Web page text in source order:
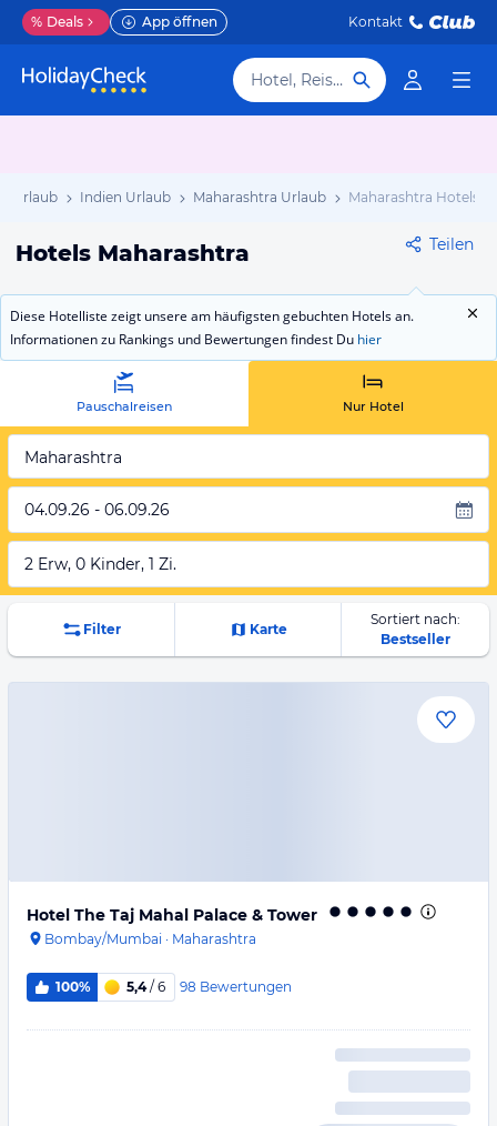
% Deals App öffnen Kontakt
Hotel, Reiseziel
Urlaub Indien Urlaub Maharashtra Urlaub Maharashtra Hotels
Hotels Maharashtra Teilen
Diese Hotelliste zeigt unsere am häufigsten gebuchten Hotels an.
Informationen zu Rankings und Bewertungen findest Du hier
Pauschalreisen Nur Hotel
Maharashtra
04.09.26 - 06.09.26
2 Erw, 0 Kinder, 1 Zi.
Filter Karte
Sortiert nach:
Bestseller
Hotel The Taj Mahal Palace & Tower
Bombay/Mumbai · Maharashtra
100% 5,4/ 6 98 Bewertungen